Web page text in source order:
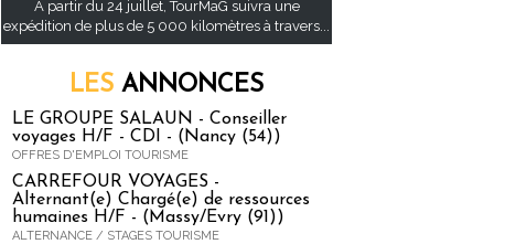
À partir du 24 juillet, TourMaG suivra une
expédition de plus de 5 000 kilomètres à travers...
LES ANNONCES
LE GROUPE SALAUN - Conseiller
voyages H/F - CDI - (Nancy (54))
OFFRES D'EMPLOI TOURISME
CARREFOUR VOYAGES -
Alternant(e) Chargé(e) de ressources
humaines H/F - (Massy/Evry (91))
ALTERNANCE / STAGES TOURISME